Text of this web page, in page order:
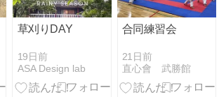
草刈りDAY
19日前
ASA Design lab
合同練習会
21日前
直心會 武勝館